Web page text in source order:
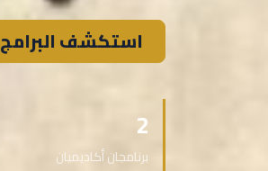
استكشف البرامج
2
برنامجان أكاديميان